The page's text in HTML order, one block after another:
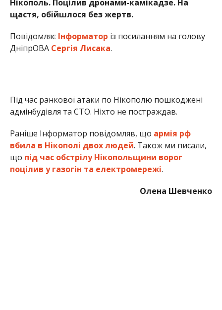
Нікополь. Поцілив дронами-камікадзе. На
щастя, обійшлося без жертв.
Повідомляє Інформатор із посиланням на голову
ДніпрОВА Сергія Лисака.
Під час ранкової атаки по Нікополю пошкоджені
адмінбудівля та СТО. Ніхто не постраждав.
Раніше Інформатор повідомляв, що армія рф
вбила в Нікополі двох людей. Також ми писали,
що під час обстрілу Нікопольщини ворог
поцілив у газогін та електромережі.
Олена Шевченко